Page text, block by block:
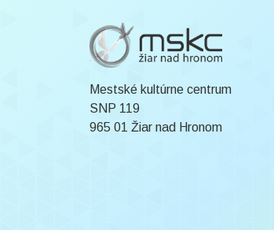
Mestské kultúrne centrum
SNP 119
965 01 Žiar nad Hronom